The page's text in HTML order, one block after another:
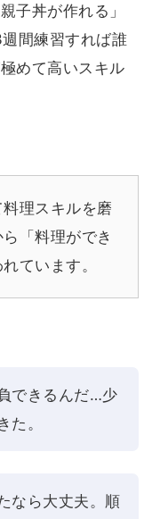
子丼が作れる」
間練習すれば誰
めて高いスキル
理スキルを磨
「料理ができ
ています。
できるんだ…少
た。
なら大丈夫。順